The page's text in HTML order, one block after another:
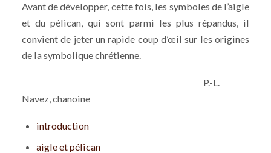
Avant de développer, cette fois, les symboles de l’aigle
et du pélican, qui sont parmi les plus répandus, il
convient de jeter un rapide coup d’œil sur les origines
de la symbolique chrétienne.
P.-L.
Navez, chanoine
introduction
aigle et pélican